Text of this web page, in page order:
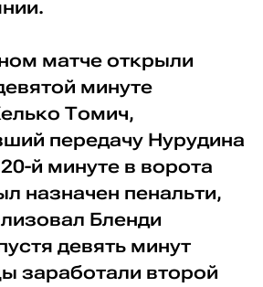
матче открыли
минуте
Томич,
передачу Нурудина
й минуте в ворота
назначен пенальти,
Бленди
девять минут
заработали второй